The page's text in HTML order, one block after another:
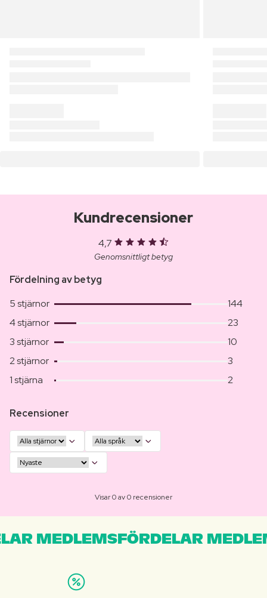
Kundrecensioner
4,7
Genomsnittligt betyg
Fördelning av betyg
5 stjärnor
144
4 stjärnor
23
3 stjärnor
10
2 stjärnor
3
1 stjärna
2
Recensioner
Visar 0 av 0 recensioner
MEDLEMSFÖRDELAR